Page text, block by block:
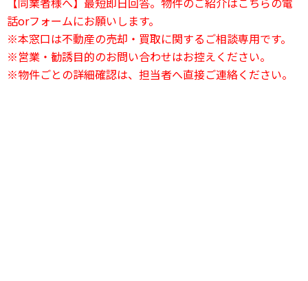
話orフォームにお願いします。
※本窓口は不動産の売却・買取に関するご相談専用です。
※営業・勧誘目的のお問い合わせはお控えください。
※物件ごとの詳細確認は、担当者へ直接ご連絡ください。